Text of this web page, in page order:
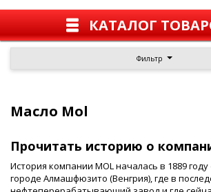
КАТАЛОГ
Фильтр
Масло Mol
Прочитать историю о
История компании MOL началась в 1889 году
городе Алмашфюзито (Венгрия), где в